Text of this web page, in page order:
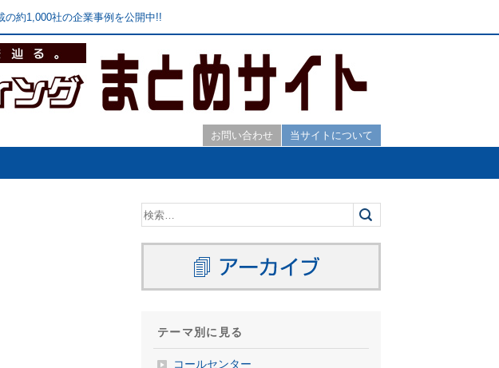
約1,000社の企業事例を公開中!!
お問い合わせ 当サイトについて
テーマ別に見る
コールセンター